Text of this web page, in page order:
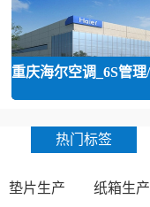
热门标签
垫片生产 纸箱生产